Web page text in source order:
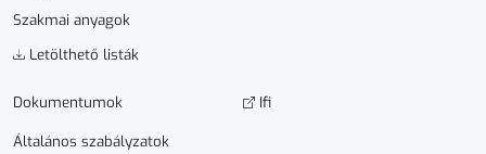
Szakmai anyagok
Letölthető listák
Dokumen­­tumok
Általános szabályzatok
Ifi